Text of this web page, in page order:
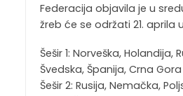
Federacija objavila je u
žreb će se održati 21. aprila
Šešir 1: Norveška, Holandija,
Švedska, Španija, Crna Gora
Šešir 2: Rusija, Nemačka,